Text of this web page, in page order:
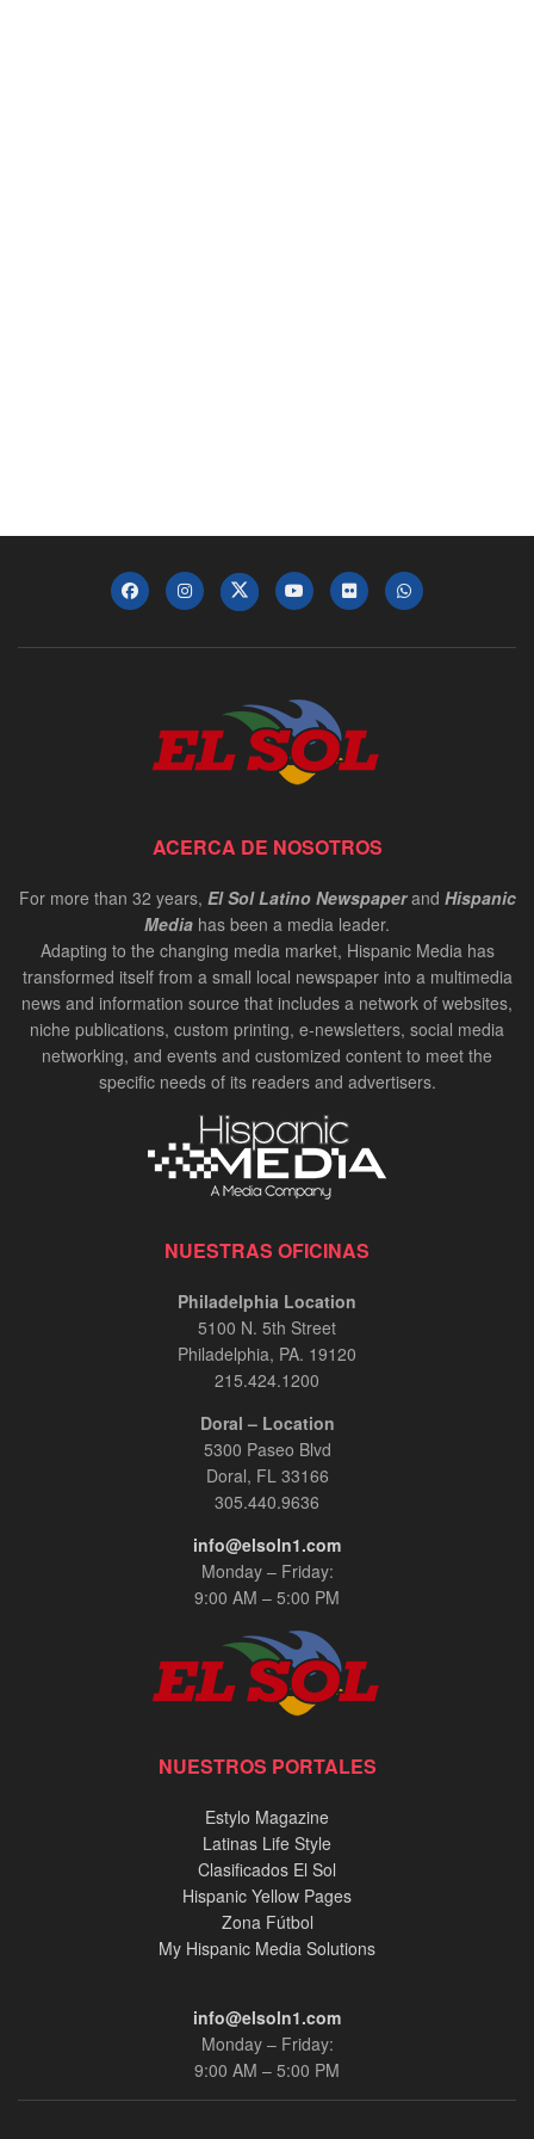
ACERCA DE NOSOTROS
For more than 32 years, El Sol Latino Newspaperand Hispanic
Media has been a media leader.
Adapting to the changing media market, Hispanic Media has
transformed itself from a small local newspaper into a multimedia
news and information source that includes a network of websites,
niche publications, custom printing, e-newsletters, social media
networking, and events and customized content to meet the
specific needs of its readers and advertisers.
NUESTRAS OFICINAS
Philadelphia Location
5100 N. 5th Street
Philadelphia, PA. 19120
215.424.1200
Doral – Location
5300 Paseo Blvd
Doral, FL 33166
305.440.9636
info@elsoln1.com
Monday – Friday:
9:00 AM – 5:00 PM
NUESTROS PORTALES
Estylo Magazine
Latinas Life Style
Clasificados El Sol
Hispanic Yellow Pages
Zona Fútbol
My Hispanic Media Solutions
info@elsoln1.com
Monday – Friday:
9:00 AM – 5:00 PM